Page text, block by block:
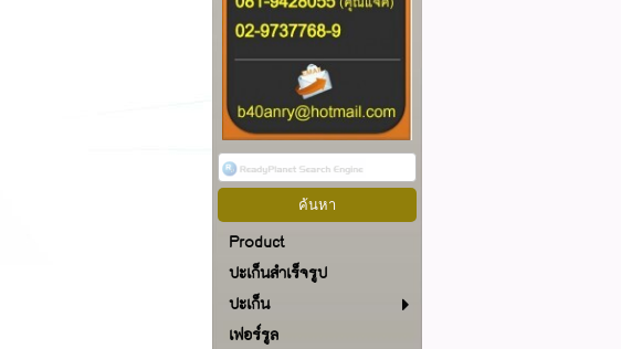
Product
ปะเก็นสำเร็จรูป
ปะเก็น
เฟอร์รูล